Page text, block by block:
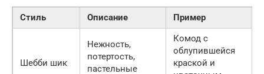
Стиль Описание Пример
Шебби шик
Нежность,
потертость,
пастельные
Комод с
облупившейся
краской и